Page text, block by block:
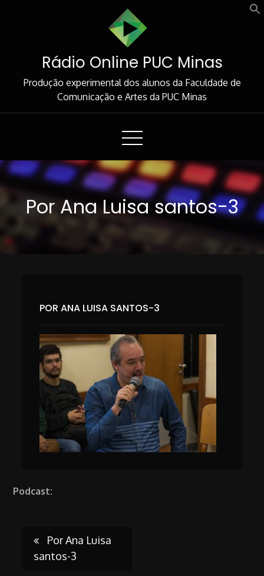
Rádio Online PUC Minas
Produção experimental dos alunos da Faculdade de
Comunicação e Artes da PUC Minas
Por Ana Luisa santos-3
POR ANA LUISA SANTOS-3
Podcast:
Post
Por Ana Luisa
santos-3